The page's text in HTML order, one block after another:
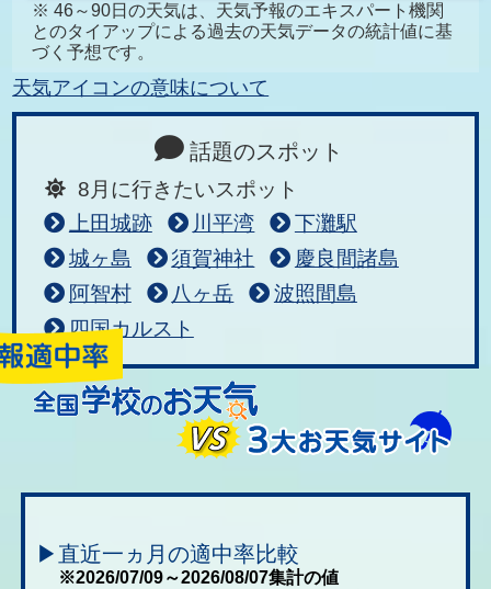
※ 46～90日の天気は、天気予報のエキスパート機関
とのタイアップによる過去の天気データの統計値に基
づく予想です。
天気アイコンの意味について
話題のスポット
8月に行きたいスポット
上田城跡
川平湾
下灘駅
城ヶ島
須賀神社
慶良間諸島
阿智村
八ヶ岳
波照間島
四国カルスト
▶直近一ヵ月の適中率比較
※2026/07/09～2026/08/07集計の値